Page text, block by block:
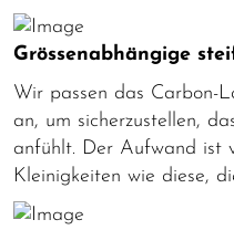
Grössenabhängige
Wir passen das Carbon-
an, um sicherzustellen,
anfühlt. Der Aufwand ist
Kleinigkeiten wie diese,